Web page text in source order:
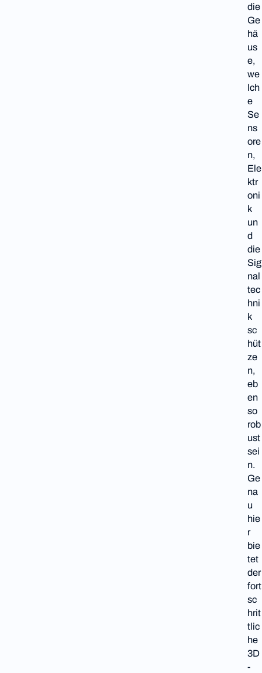
die
Ge
hä
us
e,
we
lch
e
Se
ns
ore
n,
Ele
ktr
oni
k
un
d
die
Sig
nal
tec
hni
k
sc
hüt
ze
n,
eb
en
so
rob
ust
sei
n.
Ge
na
u
hie
r
bie
tet
der
fort
sc
hrit
tlic
he
3D
-